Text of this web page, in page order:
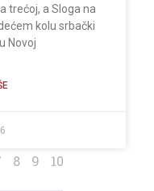
trećoj, a Sloga na
kolu srbački
Novoj
8 9 10